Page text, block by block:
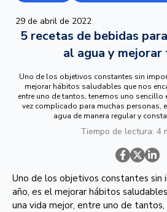
29 de abril de 2022
5 recetas de bebidas
al agua y mejorar
Uno de los objetivos constantes sin
mejorar hábitos saludables que nos
entre uno de tantos, tenemos uno
vez complicado para muchas personas,
agua de manera regular y
Tiempo de lectura: 4
Uno de los objetivos constantes sin
año, es el mejorar hábitos
una vida mejor, entre uno de